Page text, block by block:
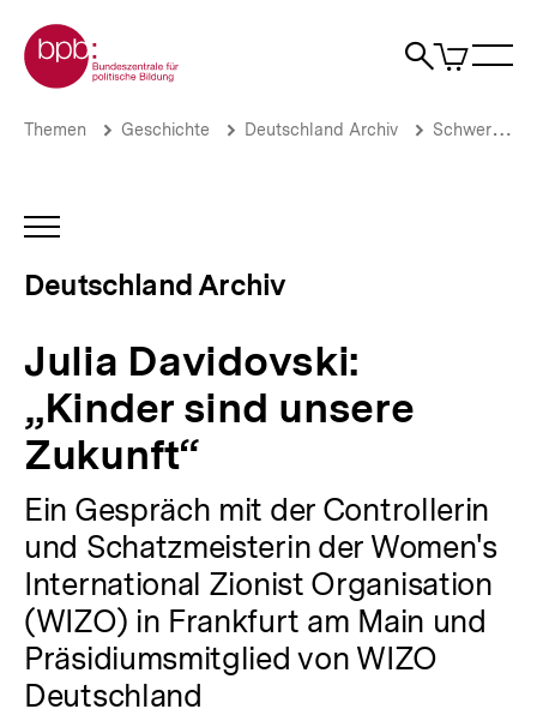
zum
Seiteninhalt
springen
Zur Startseite der bpb
Suche
Artikel
im
Julia
unsere
Zukunft“
Deutschland
bpb.de
Brotkrümelnavigation
Pfadnavigation
Themen Geschichte Deutschland Archiv Schwerpunkte
INHALTSNAVIGATION
Deutschland Archiv
Julia Davidovski:
„Kinder sind unsere
Zukunft“
Ein Gespräch mit der Controllerin
und Schatzmeisterin der Women's
International Zionist Organisation
(WIZO) in Frankfurt am Main und
Präsidiumsmitglied von WIZO
Deutschland